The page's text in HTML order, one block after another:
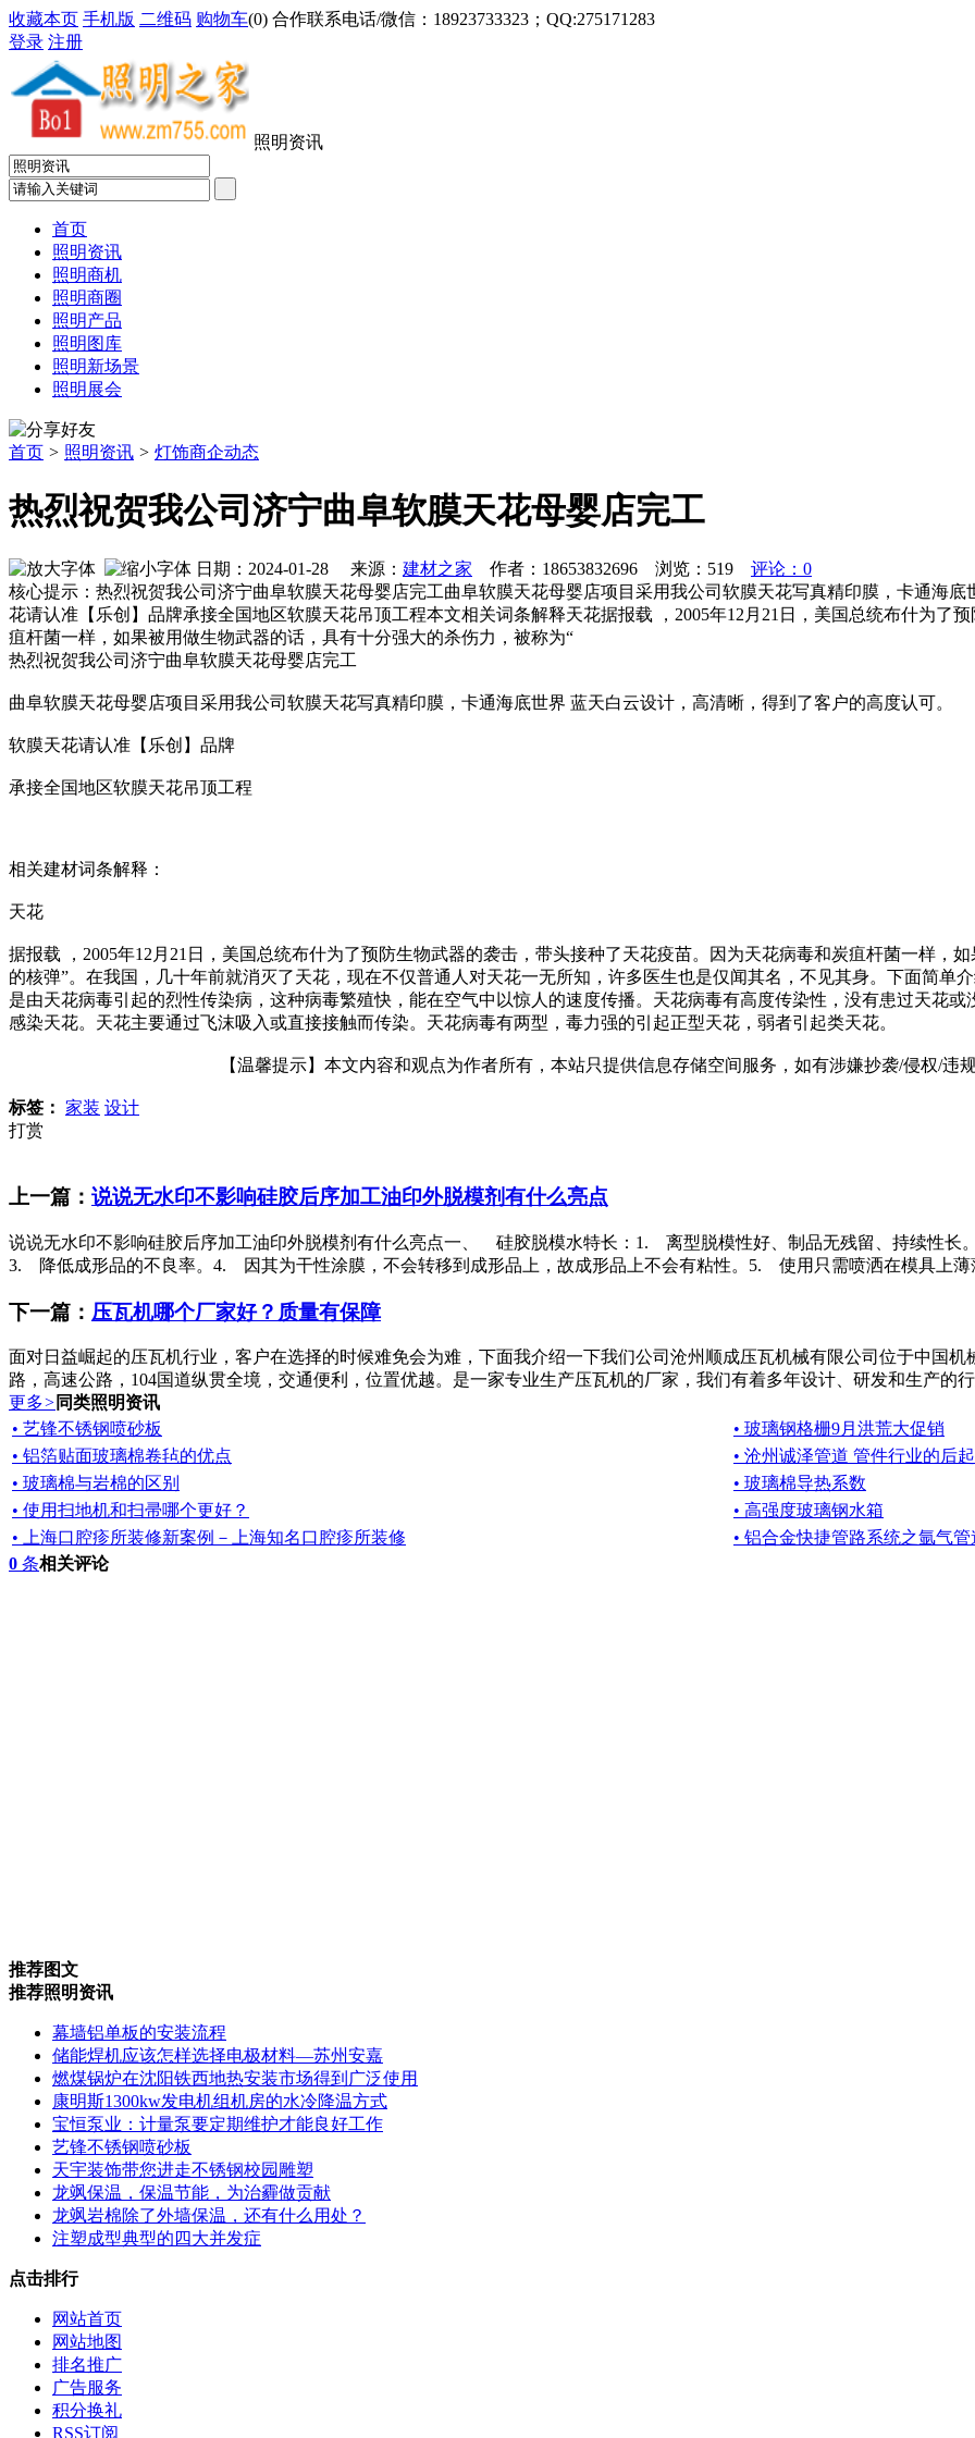
收藏本页 手机版 二维码 购物车(0) 合作联系电话/微信：18923733323；QQ:275171283
登录 注册
照明资讯
首页
照明资讯
照明商机
照明商圈
照明产品
照明图库
照明新场景
照明展会
首页 > 照明资讯 > 灯饰商企动态
热烈祝贺我公司济宁曲阜软膜天花母婴店完工
日期：2024-01-28 来源： 建材之家 作者：18653832696 浏览： 519
评论：0
核心提示：热烈祝贺我公司济宁曲阜软膜天花母婴店完工曲阜软膜天花母婴店项目采用我公司软膜天花写真精印膜，卡通海
花请认准【乐创】品牌承接全国地区软膜天花吊顶工程本文相关词条解释天花据报载 ，2005年12月21日，美国总统布什为了
疽杆菌一样，如果被用做生物武器的话，具有十分强大的杀伤力，被称为“
热烈祝贺我公司济宁曲阜软膜天花母婴店完工
曲阜软膜天花母婴店项目采用我公司软膜天花写真精印膜，卡通海底世界 蓝天白云设计，高清晰，得到了客户的高度认可。
软膜天花请认准【乐创】品牌
承接全国地区软膜天花吊顶工程
相关建材词条解释：
天花
据报载 ，2005年12月21日，美国总统布什为了预防生物武器的袭击，带头接种了天花疫苗。因为天花病毒和炭疽杆菌一样，
的核弹”。在我国，几十年前就消灭了天花，现在不仅普通人对天花一无所知，许多医生也是仅闻其名，不见其身。下面简单
是由天花病毒引起的烈性传染病，这种病毒繁殖快，能在空气中以惊人的速度传播。天花病毒有高度传染性，没有患过天花
感染天花。天花主要通过飞沫吸入或直接接触而传染。天花病毒有两型，毒力强的引起正型天花，弱者引起类天花。
【温馨提示】本文内容和观点为作者所有，本站只提供信息存储空间服务，如有涉嫌抄袭/侵权/违
标签： 家装 设计
打赏
上一篇： 说说无水印不影响硅胶后序加工油印外脱模剂有什么亮点
说说无水印不影响硅胶后序加工油印外脱模剂有什么亮点一、 硅胶脱模水特长：1. 离型脱模性好、制品无残留、持续性长
3. 降低成形品的不良率。4. 因其为干性涂膜，不会转移到成形品上，故成形品上不会有粘性。5. 使用只需喷洒在模具上薄
下一篇： 压瓦机哪个厂家好？质量有保障
面对日益崛起的压瓦机行业，客户在选择的时候难免会为难，下面我介绍一下我们公司沧州顺成压瓦机械有限公司位于中国
路，高速公路，104国道纵贯全境，交通便利，位置优越。是一家专业生产压瓦机的厂家，我们有着多年设计、研发和生产的
更多> 同类照明资讯
• 艺锋不锈钢喷砂板
• 玻璃钢格栅9月洪荒大促销
• 铝箔贴面玻璃棉卷毡的优点
• 沧州诚泽管道 管件行业的后
• 玻璃棉与岩棉的区别
• 玻璃棉导热系数
• 使用扫地机和扫帚哪个更好？
• 高强度玻璃钢水箱
• 上海口腔疹所装修新案例－上海知名口腔疹所装修
• 铝合金快捷管路系统之氩气
0 条相关评论
推荐图文
推荐照明资讯
幕墙铝单板的安装流程
储能焊机应该怎样选择电极材料—苏州安嘉
燃煤锅炉在沈阳铁西地热安装市场得到广泛使用
康明斯1300kw发电机组机房的水冷降温方式
宝恒泵业：计量泵要定期维护才能良好工作
艺锋不锈钢喷砂板
天宇装饰带您进走不锈钢校园雕塑
龙飒保温，保温节能，为治霾做贡献
龙飒岩棉除了外墙保温，还有什么用处？
注塑成型典型的四大并发症
点击排行
网站首页
网站地图
排名推广
广告服务
积分换礼
RSS订阅